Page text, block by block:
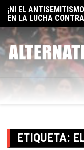
Skip
content
¡NI EL
EN LA LUCHA
ELON MUSK: UN
SOCIALISTA
ETIQUETA: